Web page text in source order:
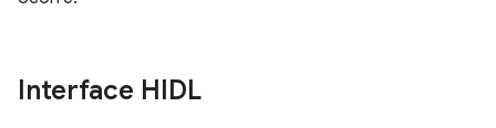
Interface HIDL